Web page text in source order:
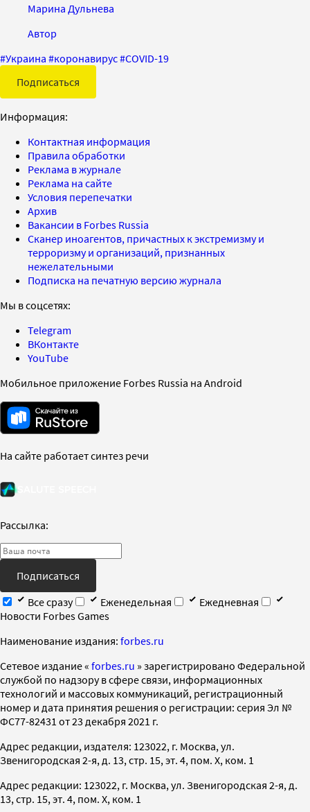
Марина Дульнева
Автор
#Украина #коронавирус#COVID-19
Подписаться
Информация:
Контактная информация
Правила обработки
Реклама в журнале
Реклама на сайте
Условия перепечатки
Архив
Вакансии в Forbes Russia
Сканер иноагентов, причастных к экстремизму и
терроризму и организаций, признанных
нежелательными
Подписка на печатную версию журнала
Мы в соцсетях:
Telegram
ВКонтакте
YouTube
Мобильное приложение Forbes Russia на Android
На сайте работает синтез речи
Рассылка:
Подписаться
Все сразу
Еженедельная
Ежедневная
Новости Forbes Games
Наименование издания: forbes.ru
Cетевое издание « forbes.ru » зарегистрировано Федеральной
службой по надзору в сфере связи, информационных
технологий и массовых коммуникаций, регистрационный
номер и дата принятия решения о регистрации: серия Эл №
ФС77-82431 от 23 декабря 2021 г.
Адрес редакции, издателя: 123022, г. Москва, ул.
Звенигородская 2-я, д. 13, стр. 15, эт. 4, пом. X, ком. 1
Адрес редакции: 123022, г. Москва, ул. Звенигородская 2-я, д.
13, стр. 15, эт. 4, пом. X, ком. 1